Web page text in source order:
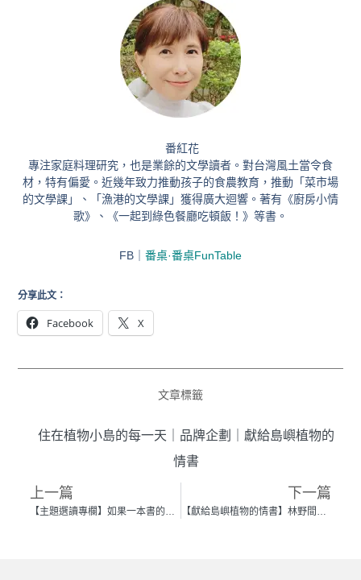
番紅花
專注家庭料理研究，也是業餘的文學讀者。對台灣風土當令食
材，特有偏愛。近幾年致力推動孩子的食農教育，推動「菜市場
的文學課」、「漁港的文學課」獲得廣大迴響。著有《廚房小情
歌》、《一起到綠色餐廳吃頓飯！》等書。
FB｜ 番桌·番桌FunTable
分享此文：
Facebook X
文章標籤
住在植物小島的每一天 品牌企劃
獻給島嶼植物的
情書
上一篇 下一篇